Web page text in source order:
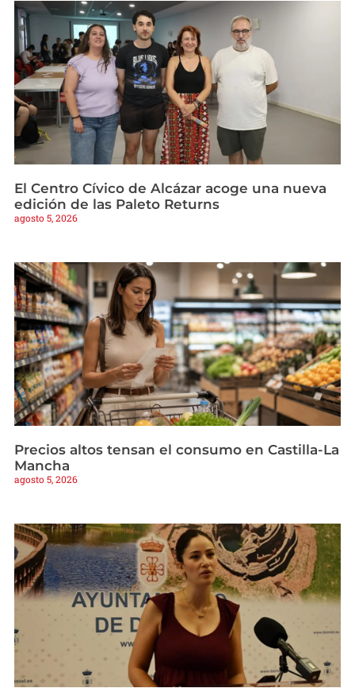
El Centro Cívico de Alcázar acoge una nueva
edición de las Paleto Returns
agosto 5, 2026
Precios altos tensan el consumo en Castilla-La
Mancha
agosto 5, 2026